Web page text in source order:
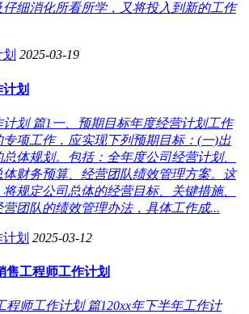
细消化所看所学，又将投入到新的工作
2025-03-19
划
划 篇1一、预期目标年度经营计划工作
专项工作，应实现下列预期目标：(一)出
体规划。包括：全年度公司经营计划、
体财务预算、经营团队绩效管理方案。这
规定公司总体的经营目标、关键措施、
营团队的绩效管理办法，具体工作成...
划 2025-03-12
售工程师工作计划
程师工作计划 篇120xx年下半年工作计